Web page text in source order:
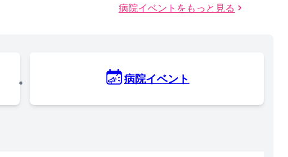
病院イベントをもっと見る
病院イベント